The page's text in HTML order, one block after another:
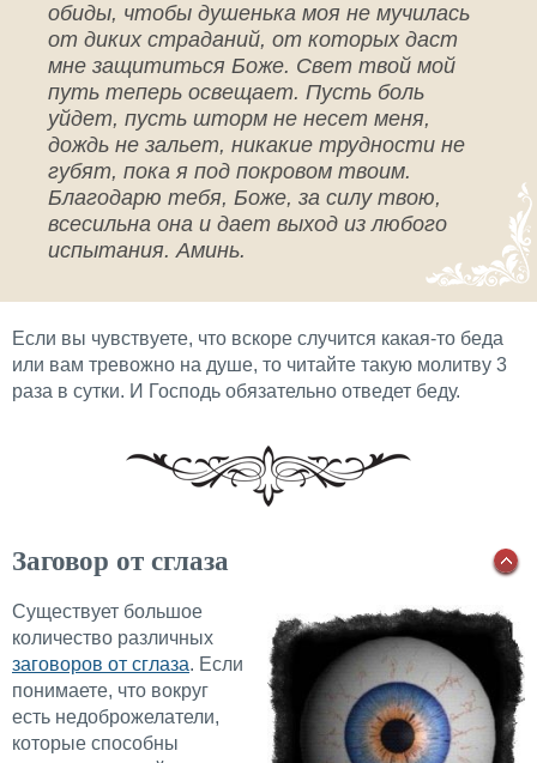
обиды, чтобы душенька моя не мучилась
от диких страданий, от которых даст
мне защититься Боже. Свет твой мой
путь теперь освещает. Пусть боль
уйдет, пусть шторм не несет меня,
дождь не зальет, никакие трудности не
губят, пока я под покровом твоим.
Благодарю тебя, Боже, за силу твою,
всесильна она и дает выход из любого
испытания. Аминь.
Если вы чувствуете, что вскоре случится какая-то беда
или вам тревожно на душе, то читайте такую молитву 3
раза в сутки. И Господь обязательно отведет беду.
Заговор от сглаза
Существует большое
количество различных
заговоров от сглаза. Если
понимаете, что вокруг
есть недоброжелатели,
которые способны